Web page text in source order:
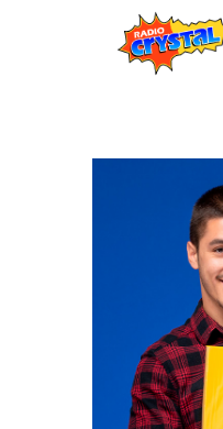
Promociones
Contacto